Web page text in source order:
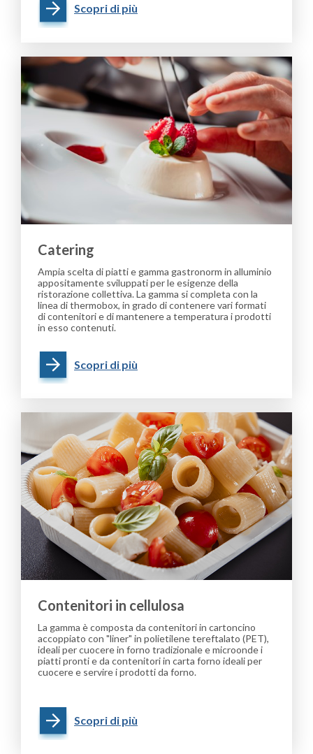
Scopri di più
Catering
Ampia scelta di piatti e gamma gastronorm in alluminio
appositamente sviluppati per le esigenze della
ristorazione collettiva. La gamma si completa con la
linea di thermobox, in grado di contenere vari formati
di contenitori e di mantenere a temperatura i prodotti
in esso contenuti.
Scopri di più
Contenitori in cellulosa
La gamma è composta da contenitori in cartoncino
accoppiato con "liner" in polietilene tereftalato (PET),
ideali per cuocere in forno tradizionale e microonde i
piatti pronti e da contenitori in carta forno ideali per
cuocere e servire i prodotti da forno.
Scopri di più